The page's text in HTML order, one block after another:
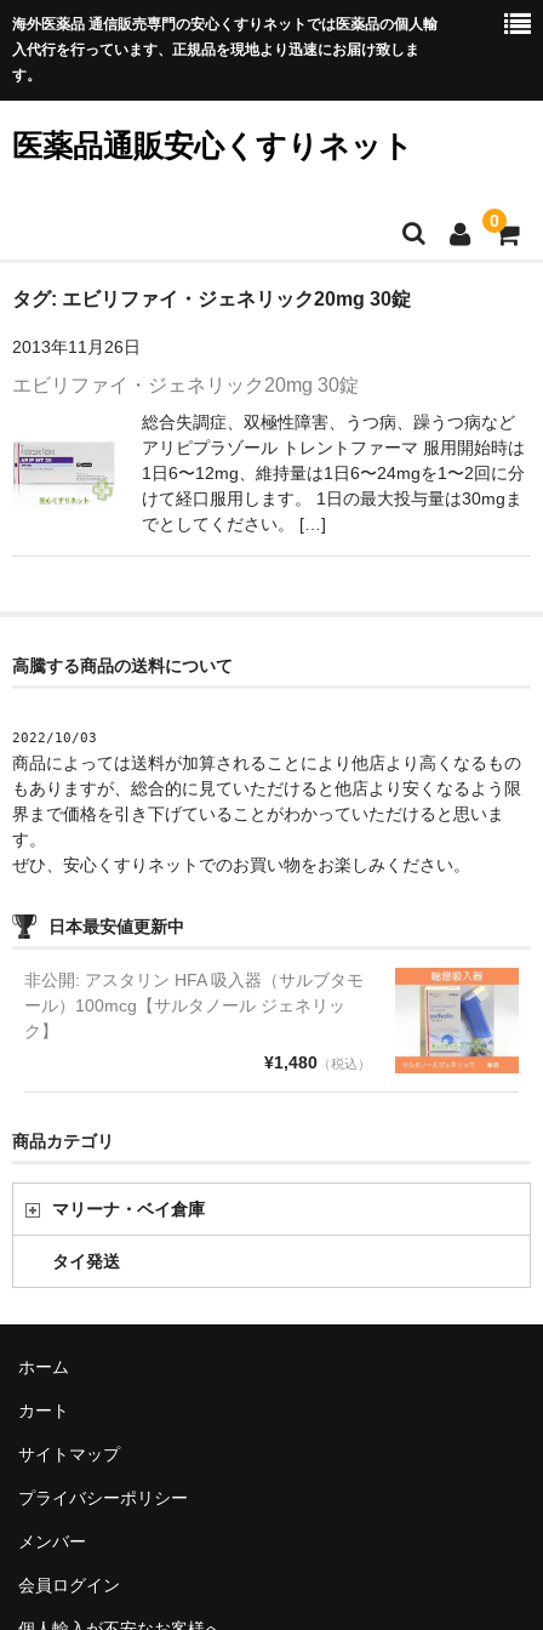
海外医薬品 通信販売専門の安心くすりネットでは医薬品の個人輸
入代行を行っています、正規品を現地より迅速にお届け致しま
す。
医薬品通販安心くすりネット
0
ホーム
利用規約
サイトマップ
良くある質問
プライバシーポリシー
タグ: エビリファイ・ジェネリック20mg 30錠
2013年11月26日
エビリファイ・ジェネリック20mg 30錠
総合失調症、双極性障害、うつ病、躁うつ病など
アリピプラゾール トレントファーマ 服用開始時は
1日6〜12mg、維持量は1日6〜24mgを1〜2回に分
けて経口服用します。 1日の最大投与量は30mgま
でとしてください。 […]
高騰する商品の送料について
2022/10/03
商品によっては送料が加算されることにより他店より高くなるもの
もありますが、総合的に見ていただけると他店より安くなるよう限
界まで価格を引き下げていることがわかっていただけると思いま
す。
ぜひ、安心くすりネットでのお買い物をお楽しみください。
日本最安値更新中
非公開: アスタリン HFA 吸入器（サルブタモ
ール）100mcg【サルタノール ジェネリッ
ク】
¥1,480（税込）
商品カテゴリ
マリーナ・ベイ倉庫
タイ発送
ホーム
カート
サイトマップ
プライバシーポリシー
メンバー
会員ログイン